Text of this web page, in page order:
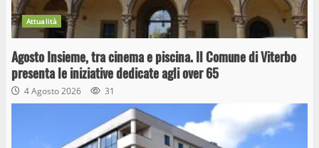
Attualità
Agosto Insieme, tra cinema e piscina. Il Comune di Viterbo
presenta le iniziative dedicate agli over 65
4 Agosto 2026 31